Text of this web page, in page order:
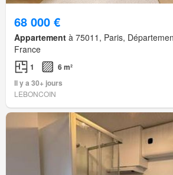
68 000 €
Appartement à 75011, Paris,
France
1
6 m²
Il y a 30+ jours
LEBONCOIN